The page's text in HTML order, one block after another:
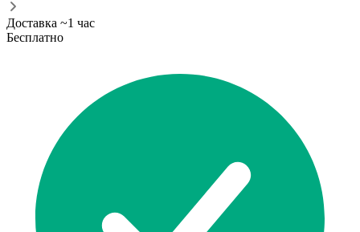
Доставка ~1 час
Бесплатно